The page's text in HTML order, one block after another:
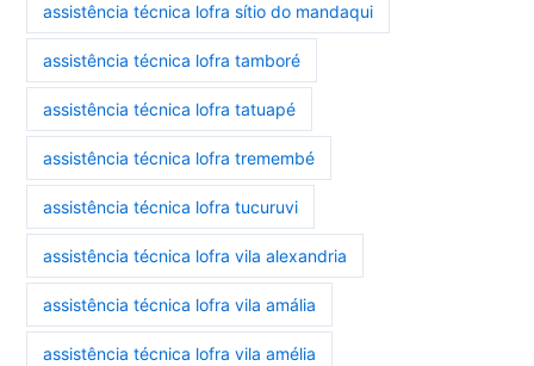
assistência técnica lofra sítio do mandaqui
assistência técnica lofra tamboré
assistência técnica lofra tatuapé
assistência técnica lofra tremembé
assistência técnica lofra tucuruvi
assistência técnica lofra vila alexandria
assistência técnica lofra vila amália
assistência técnica lofra vila amélia